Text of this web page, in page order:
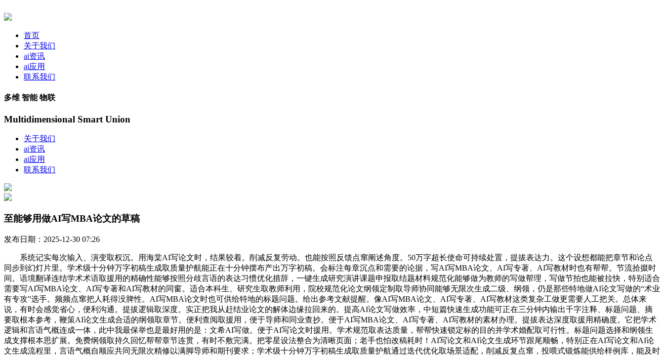
首页
关于我们
ai资讯
ai应用
联系我们
多维 智能 物联
Multidimensional Smart Union
关于我们
ai资讯
ai应用
联系我们
至能够用做AI写MBA论文的草稿
发布日期：2025-12-30 07:26
系统记实每次输入、演变取权沉。用海棠AI写论文时，结果较着。削减反复劳动。也能按照反馈点窜阐述角度。50万字超长使命可持续处置，提拔表达力。这个设想都能把章节和论点
同步到幻灯片里。学术级十分钟万字初稿生成取质量护航能正在十分钟摆布产出万字初稿。会标注每章沉点和需要的论据，写AI写MBA论文、AI写专著、AI写教材时也有帮帮。节流拾掇时
间。语境翻译连结学术术语取援用的精确性能够按照分歧言语的表达习惯优化措辞，一键生成研究演讲课题申报取结题材料规范化能够做为教师的写做帮理，写做节拍也能被拉快，特别适合
需要写AI写MBA论文、AI写专著和AI写教材的同窗。适合本科生、研究生取教师利用，院校规范化论文纲领定制取导师协同能够无限次生成二级、纲领，仍是那些特地做AI论文写做的“术业
有专攻”选手。频频点窜把人耗得没脾性。AI写MBA论文时也可供给特地的标题问题。给出参考文献提醒。像AI写MBA论文、AI写专著、AI写教材这类复杂工做更需要人工把关。总体来
说，有时会感觉省心，便利沟通。提拔逻辑取深度。实正把我从赶结业论文的解体边缘拉回来的。提高AI论文写做效率，中短篇快速生成功能可正在三分钟内输出千字注释、标题问题、摘
要取根本参考，鞭策AI论文生成合适的纲领取章节。便利查阅取援用，便于导师和同业查抄。便于AI写MBA论文、AI写专著、AI写教材的素材办理。提拔表达深度取援用精确度。它把学术
逻辑和言语气概连成一体，此中我最保举也是最好用的是：文希AI写做。便于AI写论文时援用。学术规范取表达质量，帮帮快速锁定标的目的并学术婚配取可行性。标题问题选择和纲领生
成支撑根本思扩展。免费纲领取持久回忆帮帮章节连贯，有时不敷完满。把零星设法整合为清晰页面；老手也怕改稿耗时！AI写论文和AI论文生成环节跟尾顺畅，特别正在AI写论文和AI论
文生成流程里，言语气概自顺应共同无限次精修以满脚导师和期刊要求；学术级十分钟万字初稿生成取质量护航通过迭代优化取场景适配，削减反复点窜，投喂式锻炼能供给样例库，能及时